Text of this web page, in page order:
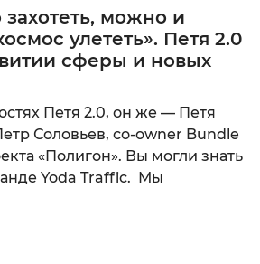
захотеть, можно и
улететь». Петя 2.0
сферы и новых
Петя 2.0, он же — Петя
Соловьев, со-owner Bundle
«Полигон». Вы могли знать
Yoda Traffic. Мы